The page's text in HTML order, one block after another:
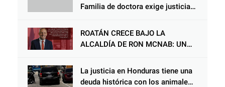
Familia de doctora exige justicia
odontológica
ROATÁN CRECE BAJO LA
ALCALDÍA DE RON MCNAB: UN
COMUNIDAD Y DEL PARTIDO
LIBERAL
La justicia en Honduras tiene una
deuda histórica con los animales,